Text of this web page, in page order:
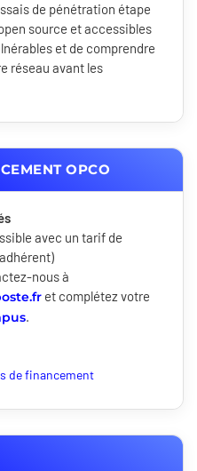
de pénétration étape
source et accessibles
et de comprendre
réseau avant les
OPCO
avec un tarif de
nous à
et complétez votre
.
de financement